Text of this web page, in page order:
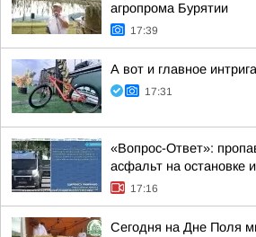
агропрома Бурятии
17:39
А вот и главное
17:31
«Вопрос-Ответ»:
асфальт на остановке
17:16
Сегодня на Дне Поля